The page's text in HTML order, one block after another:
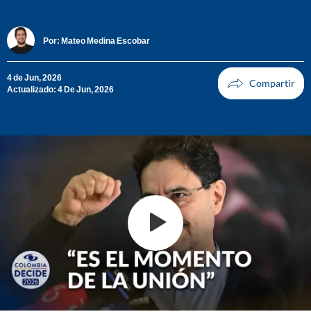
Por: Mateo Medina Escobar
4 de Jun, 2026
Actualizado: 4 De Jun, 2026